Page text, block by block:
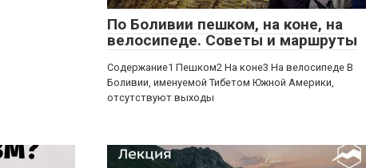
По Боливии пешком, на коне, на
велосипеде. Советы и маршруты
Содержание1 Пешком2 На коне3 На велосипеде В
Боливии, именуемой Тибетом Южной Америки,
отсутствуют выходы